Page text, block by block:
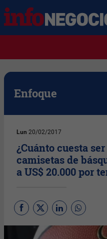
Enfoque
Lun 20/02/2017
¿Cuánto cuesta
camisetas de
a US$ 20.000 por